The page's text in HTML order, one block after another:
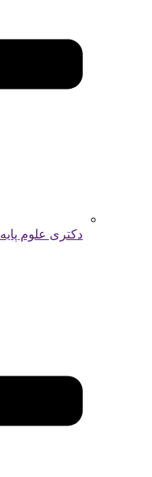
دکتری علوم پایه